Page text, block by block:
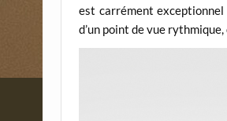
est carrément exceptionnel
d’un point de vue